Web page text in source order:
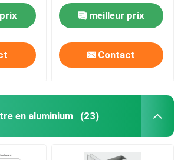
de tube
et fenêtres en aluminium
meilleur prix
Contact
en aluminium (23)